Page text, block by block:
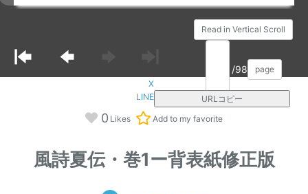
Read in Vertical Scroll
/98
page
X
LINE
URLコピー
0 Likes Add to my favorite
風詩夏伝・巻1ー背表紙修正版